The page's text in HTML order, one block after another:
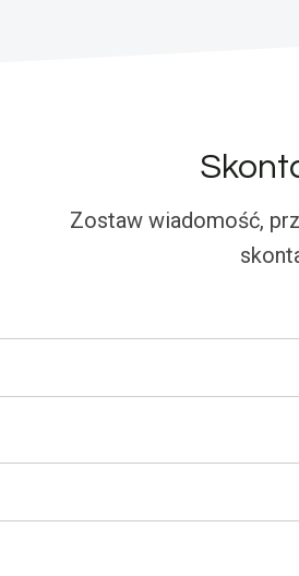
Zostaw wiadomość,